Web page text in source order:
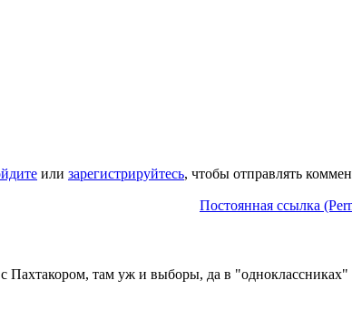
или зарегистрируйтесь, чтобы отправлять
Постоянная ссылка
Пахтакором, там уж и выборы, да в "одноклассниках"